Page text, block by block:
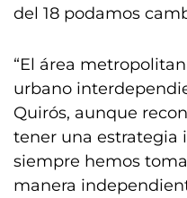
del 18 podamos
“El área
urbano
Quirós, aunque
tener una estrategia
siempre hemos
manera